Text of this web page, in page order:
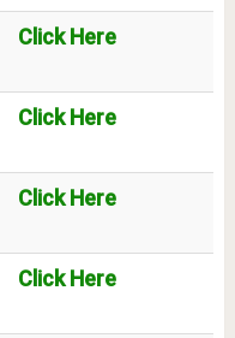
Click Here
Click Here
Click Here
Click Here